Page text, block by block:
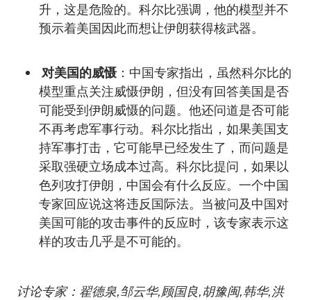
升，这是危险的。科尔比强调，他的模型并不
预示着美国因此而想让伊朗获得核武器。
对美国的威慑 ：中国专家指出，虽然科尔比的
模型重点关注威慑伊朗，但没有回答美国是否
可能受到伊朗威慑的问题。他还问道是否可能
不再考虑军事行动。科尔比指出，如果美国支
持军事打击，它可能早已经发生了，而问题是
采取强硬立场成本过高。科尔比提问，如果以
色列攻打伊朗，中国会有什么反应。一个中国
专家回应说这将违反国际法。当被问及中国对
美国可能的攻击事件的反应时，该专家表示这
样的攻击几乎是不可能的。
讨论专家：翟德泉,邹云华,顾国良,胡豫闽,韩华,洪